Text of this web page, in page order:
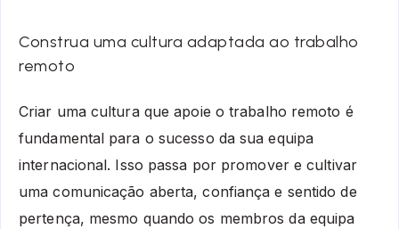
Construa uma cultura adaptada ao trabalho
remoto
Criar uma cultura que apoie o trabalho remoto é
fundamental para o sucesso da sua equipa
internacional. Isso passa por promover e cultivar
uma comunicação aberta, confiança e sentido de
pertença, mesmo quando os membros da equipa